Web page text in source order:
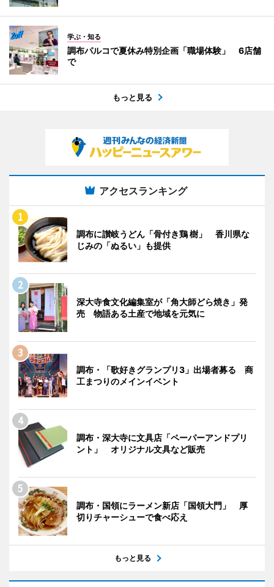
学ぶ・知る
調布パルコで夏休み特別企画「職場体験」 6店舗
で
もっと見る
アクセスランキング
調布に讃岐うどん「骨付き鶏 樹」 香川県な
じみの「ぬるい」も提供
深大寺食文化編集室が「角大師どら焼き」発
売 物語ある土産で地域を元気に
調布・「歌好きグランプリ3」出場者募る 商
工まつりのメインイベント
調布・深大寺に文具店「ペーパーアンドプリ
ント」 オリジナル文具など販売
調布・国領にラーメン新店「国領大門」 厚
切りチャーシューで食べ応え
もっと見る